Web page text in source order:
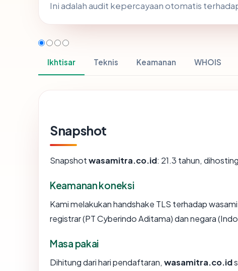
Ini adalah audit kepercayaan otomatis
Ikhtisar Teknis Keamanan WHOIS
Snapshot
Snapshotwasamitra.co.id: 21.3 tahun,
Keamanan koneksi
Kami melakukan handshake TLS terhadap
registrar (PT Cyberindo Aditama) dan negara
Masa pakai
Dihitung dari hari pendaftaran, wasamitra.co.id